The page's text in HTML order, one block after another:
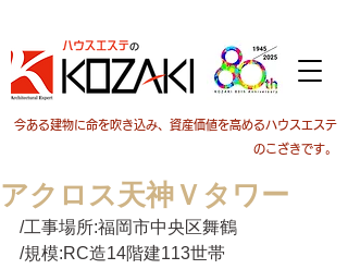
今ある建物に命を吹き込み、資産価値を高めるハウスエステ
のこざきです。
アクロス天神Ｖタワー
/工事場所:福岡市中央区舞鶴
/規模:RC造14階建113世帯